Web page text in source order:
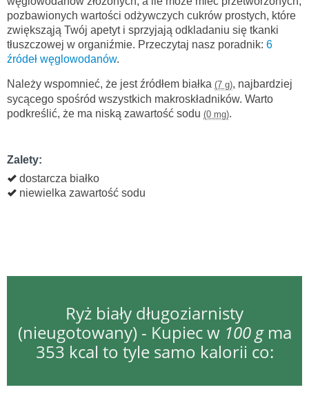
pozbawionych wartości odżywczych cukrów prostych, które
zwiększąją Twój apetyt i sprzyjają odkladaniu się tkanki
tłuszczowej w organiźmie. Przeczytaj nasz poradnik: 6
źródeł węglowodanów.
Należy wspomnieć, że jest źródłem białka (7 g), najbardziej
sycącego spośród wszystkich makroskładników. Warto
podkreślić, że ma niską zawartość sodu (0 mg).
Zalety:
dostarcza białko
niewielka zawartość sodu
Ryż biały długoziarnisty
(nieugotowany) - Kupiec w 100 gma
353 kcal to tyle samo kalorii co: